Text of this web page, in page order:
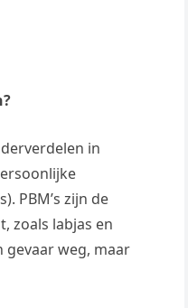
in
PBM’s zijn de
zoals labjas en
gevaar weg, maar